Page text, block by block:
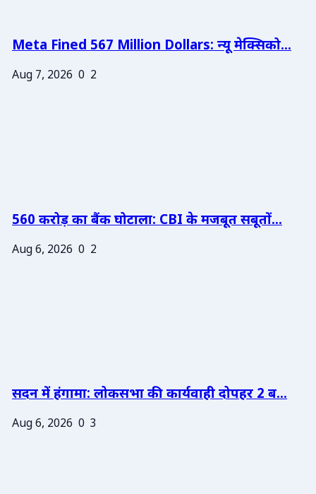
Meta Fined 567 Million Dollars: न्यू मेक्सिको...
Aug 7, 2026 0 2
560 करोड़ का बैंक घोटाला: CBI के मजबूत सबूतों...
Aug 6, 2026 0 2
सदन में हंगामा: लोकसभा की कार्यवाही दोपहर 2 ब...
Aug 6, 2026 0 3